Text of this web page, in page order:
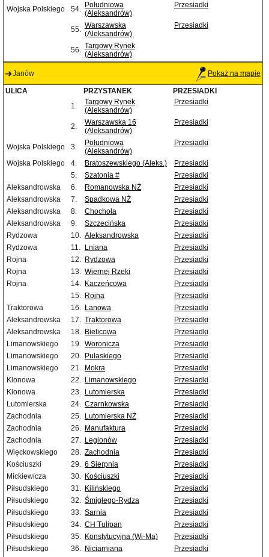
Wojska Polskiego
54. Południowa
(Aleksandrów)
Przesiadki
55. Warszawska
(Aleksandrów)
Przesiadki
56. Targowy Rynek
(Aleksandrów)
Janów Pokaż na mapie
ULICA PRZYSTANEK
PRZESIADKI
1.
Targowy Rynek
(Aleksandrów)
Przesiadki
2.
Warszawska 16
(Aleksandrów)
Przesiadki
Wojska Polskiego 3.
Południowa
(Aleksandrów)
Przesiadki
Wojska Polskiego 4. Bratoszewskiego (Aleks.)
Przesiadki
5.
Szatonia #
Przesiadki
Aleksandrowska
6. Romanowska NŻ
Przesiadki
Aleksandrowska
7. Spadkowa NŻ
Przesiadki
Aleksandrowska
8. Chochoła
Przesiadki
Aleksandrowska
9. Szczecińska
Przesiadki
Rydzowa
10. Aleksandrowska
Przesiadki
Rydzowa
11. Lniana
Przesiadki
Rojna
12. Rydzowa
Przesiadki
Rojna
13. Wiernej Rzeki
Przesiadki
Rojna
14. Kaczeńcowa
Przesiadki
15. Rojna
Przesiadki
Traktorowa
16. Łanowa
Przesiadki
Aleksandrowska
17. Traktorowa
Przesiadki
Aleksandrowska
18. Bielicowa
Przesiadki
Limanowskiego
19. Woronicza
Przesiadki
Limanowskiego
20. Pułaskiego
Przesiadki
Limanowskiego
21. Mokra
Przesiadki
Klonowa
22. Limanowskiego
Przesiadki
Klonowa
23. Lutomierska
Przesiadki
Lutomierska
24. Czarnkowska
Przesiadki
Zachodnia
25. Lutomierska NŻ
Przesiadki
Zachodnia
26. Manufaktura
Przesiadki
Zachodnia
27. Legionów
Przesiadki
Więckowskiego
28. Zachodnia
Przesiadki
Kościuszki
29. 6 Sierpnia
Przesiadki
Mickiewicza
30. Kościuszki
Przesiadki
Piłsudskiego
31. Kilińskiego
Przesiadki
Piłsudskiego
32. Śmigłego-Rydza
Przesiadki
Piłsudskiego
33. Sarnia
Przesiadki
Piłsudskiego
34. CH Tulipan
Przesiadki
Piłsudskiego
35. Konstytucyjna (Wi-Ma)
Przesiadki
Piłsudskiego
36. Niciarniana
Przesiadki